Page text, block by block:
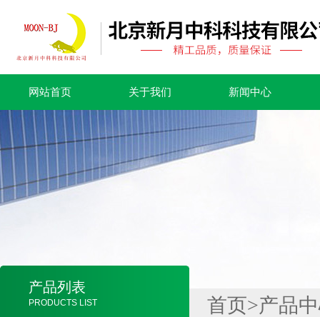
网站首页 关于我们 新闻中心
产品列表
PRODUCTS LIST 首页>产品